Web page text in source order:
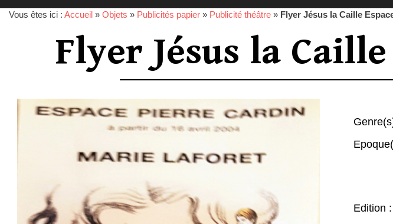
Vous êtes ici : Accueil » Objets » Publicités papier » Publicité théâtre » Flyer Jésus la Caille
Flyer Jésus la
Edition